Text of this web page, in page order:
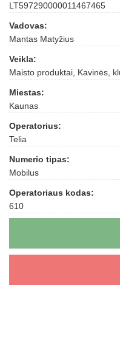
LT597290000011467465
Vadovas:
Mantas Matyžius
Veikla:
Maisto produktai, Kavinės,
Miestas:
Kaunas
Operatorius:
Telia
Numerio tipas:
Mobilus
Operatoriaus kodas:
610